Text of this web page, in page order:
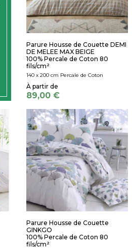
Parure Housse de Couette DEMI
DE MELEE MAX BEIGE
100% Percale de Coton 80
fils/cm²
140 x 200 cm Percale de Coton
89,00 €
Parure Housse de Couette
GINKGO
100% Percale de Coton 80
fils/cm²